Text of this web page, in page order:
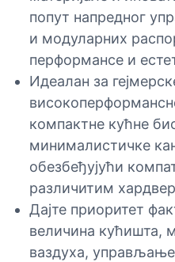
попут напредног
и модуларних
перформансе и
Идеалан за
компактне кућне
минималистичке
обезбеђујући
различитим
Дајте приоритет
величина кућишта,
ваздуха, управљање